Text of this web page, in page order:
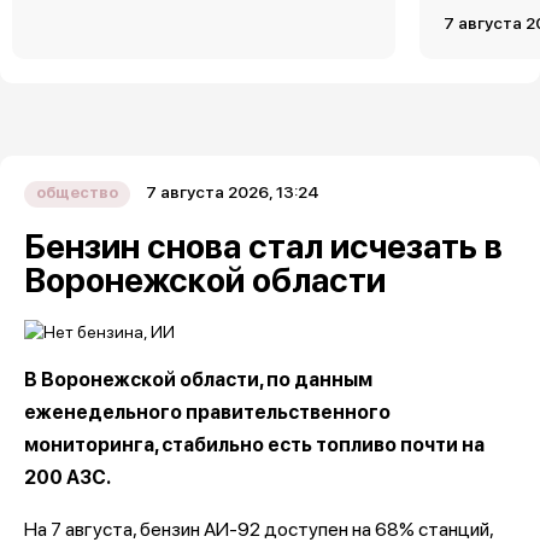
7 августа
общество 7 августа 2026, 13:24
Бензин снова стал исчезать в
Воронежской области
В Воронежской области, по данным
еженедельного правительственного
мониторинга, стабильно есть топливо почти на
200 АЗС.
На 7 августа, бензин АИ-92 доступен на 68% станций,